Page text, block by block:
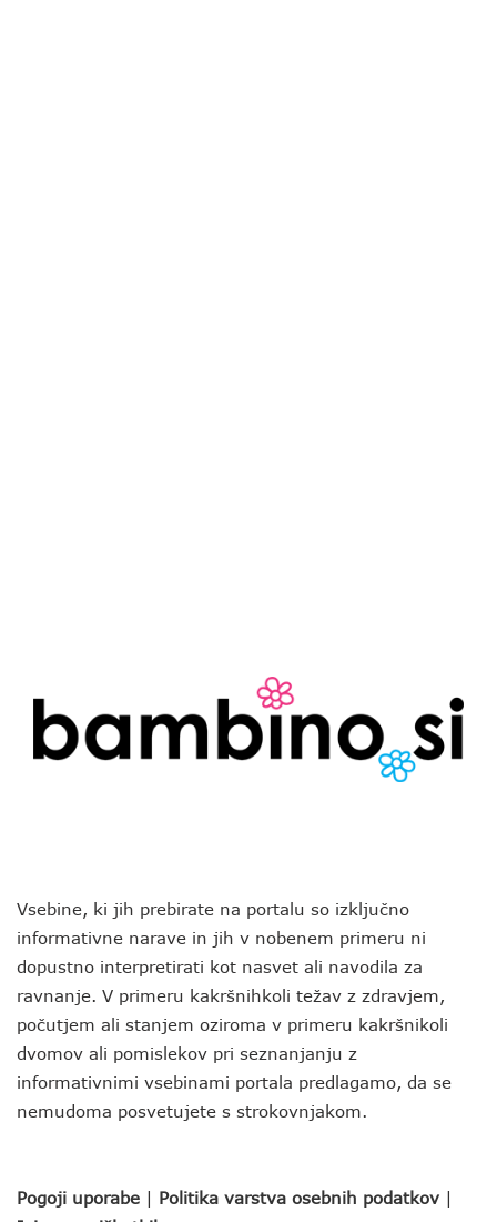
Vsebine, ki jih prebirate na portalu so izključno
informativne narave in jih v nobenem primeru ni
dopustno interpretirati kot nasvet ali navodila za
ravnanje. V primeru kakršnihkoli težav z zdravjem,
počutjem ali stanjem oziroma v primeru kakršnikoli
dvomov ali pomislekov pri seznanjanju z
informativnimi vsebinami portala predlagamo, da se
nemudoma posvetujete s strokovnjakom.
Pogoji uporabe | Politika varstva osebnih podatkov |